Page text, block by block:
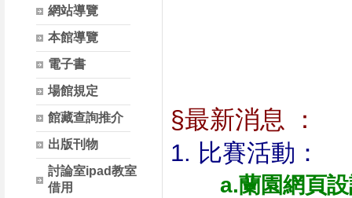
網站導覽
本館導覽
電子書
場館規定
館藏查詢推介
出版刊物
討論室ipad教室
借用
§最新消息 ：
1. 比賽活動：
a.蘭園網頁